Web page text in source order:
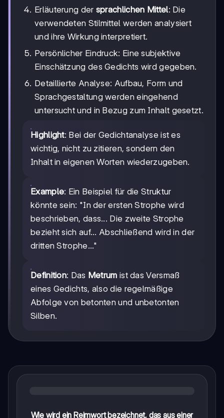
Erläuterung der sprachlichen Mittel: Die
verwendeten Stilmittel werden analysiert
und ihre Wirkung interpretiert.
Persönlicher Eindruck: Eine subjektive
Einschätzung des Gedichts wird gegeben.
Detaillierte Analyse: Aufbau, Form und
Sprachgestaltung werden eingehend
untersucht und in Bezug zum Inhalt gesetzt.
Highlight: Bei der Gedichtanalyse ist es
wichtig, nicht zu zitieren, sondern den
Inhalt in eigenen Worten wiederzugeben.
Example: Ein Beispiel für die Struktur
könnte sein: "In der ersten Strophe wird
beschrieben, dass... Die zweite Strophe
bezieht sich auf... Abschließend wird in der
dritten Strophe..."
Definition: Das Metrum ist das Versmaß
eines Gedichts, also die regelmäßige
Abfolge von betonten und unbetonten
Silben.
Wie wird ein Reimwort bezeichnet, das aus einer